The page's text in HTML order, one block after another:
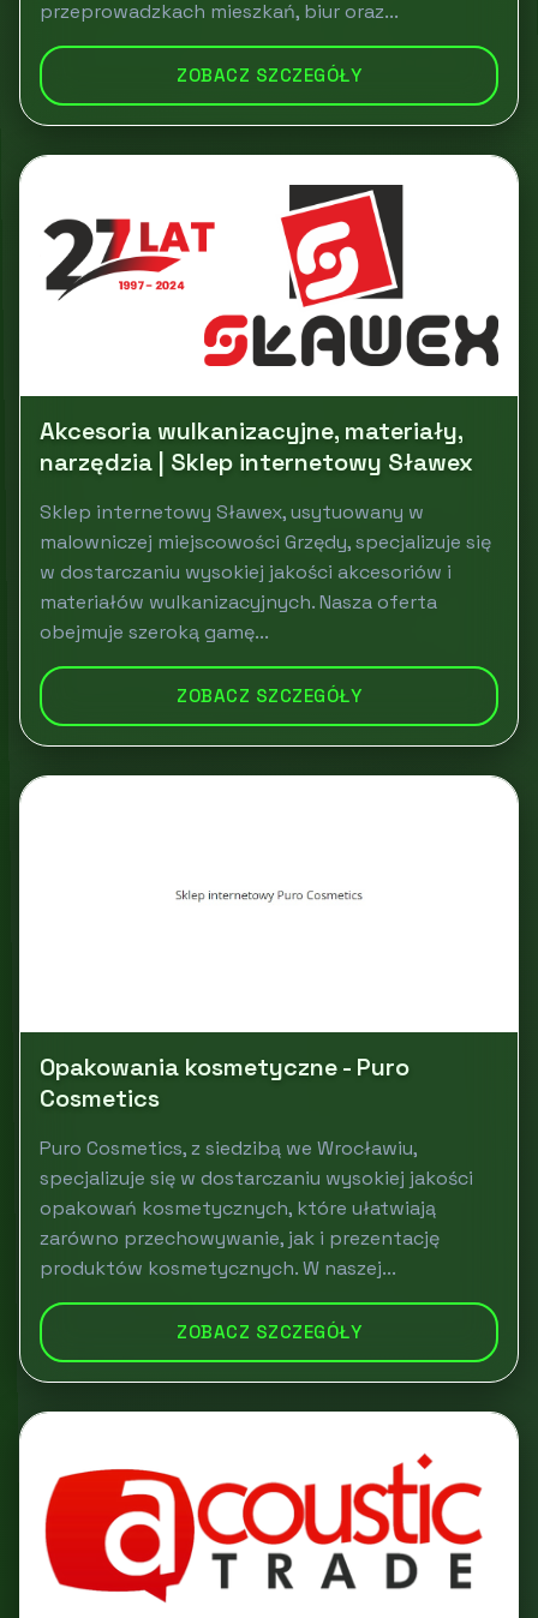
przeprowadzkach mieszkań, biur oraz...
ZOBACZ SZCZEGÓŁY
Akcesoria wulkanizacyjne, materiały,
narzędzia | Sklep internetowy Sławex
Sklep internetowy Sławex, usytuowany w
malowniczej miejscowości Grzędy, specjalizuje się
w dostarczaniu wysokiej jakości akcesoriów i
materiałów wulkanizacyjnych. Nasza oferta
obejmuje szeroką gamę...
ZOBACZ SZCZEGÓŁY
Opakowania kosmetyczne - Puro
Cosmetics
Puro Cosmetics, z siedzibą we Wrocławiu,
specjalizuje się w dostarczaniu wysokiej jakości
opakowań kosmetycznych, które ułatwiają
zarówno przechowywanie, jak i prezentację
produktów kosmetycznych. W naszej...
ZOBACZ SZCZEGÓŁY